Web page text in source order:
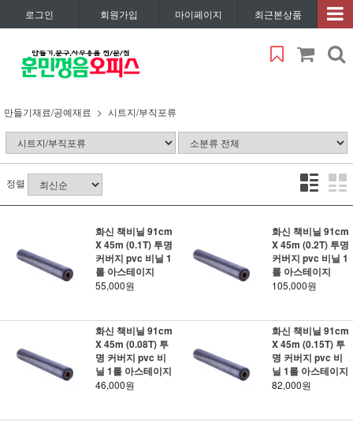
로그인 회원가입 마이페이지 최근본상품
만들기재료/공예재료 시트지/부직포류
정렬
화신 책비닐 91cm
X 45m (0.1T) 투명
커버지 pvc 비닐 1
롤 아스테이지
55,000원
화신 책비닐 91cm
X 45m (0.2T) 투명
커버지 pvc 비닐 1
롤 아스테이지
105,000원
화신 책비닐 91cm
X 45m (0.08T) 투
명 커버지 pvc 비
닐 1롤 아스테이지
46,000원
화신 책비닐 91cm
X 45m (0.15T) 투
명 커버지 pvc 비
닐 1롤 아스테이지
82,000원